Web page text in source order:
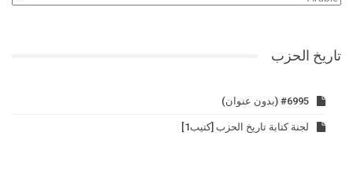
تاريخ الحزب
#6995 (بدون عنوان)
لجنة كتابة تاريخ الحزب [كتيب1]